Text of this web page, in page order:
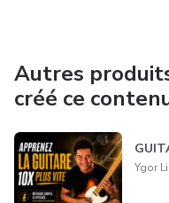
Autres
créé ce
Ygor